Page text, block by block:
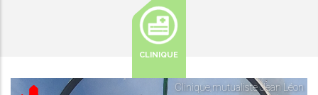
CLINIQUE